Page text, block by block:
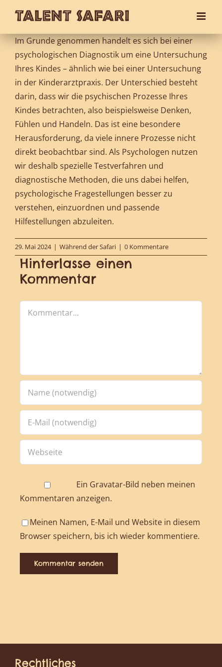
Inhalt
springen
Im Grunde genommen handelt es sich bei einer
psychologischen Diagnostik um eine Untersuchung
Ihres Kindes – ähnlich wie bei einer Untersuchung
in der Kinderarztpraxis. Der Unterschied besteht
darin, dass wir die psychischen Prozesse Ihres
Kindes betrachten, also beispielsweise Denken,
Fühlen und Handeln. Das ist eine besondere
Herausforderung, da viele innere Prozesse nicht
direkt beobachtbar sind. Als Psychologen nutzen
wir deshalb spezielle Testverfahren und
diagnostische Methoden, die uns dabei helfen,
psychologische Fragestellungen besser zu
verstehen, einzuordnen und passende
Hilfestellungen abzuleiten.
29. Mai 2024 | Während der Safari | 0 Kommentare
Hinterlasse einen
Kommentar
Kommentar
Ein Gravatar-Bild neben meinen
Kommentaren anzeigen.
Meinen Namen, E-Mail und Website in diesem
Browser speichern, bis ich wieder kommentiere.
Rechtliches